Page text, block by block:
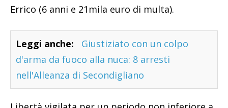
Errico (6 anni e 21mila euro di multa).
Leggi anche:
Giustiziato con un colpo
d'arma da fuoco alla nuca: 8 arresti
nell'Alleanza di Secondigliano